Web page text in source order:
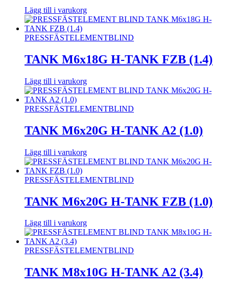
Lägg till i varukorg
PRESSFÄSTELEMENTBLIND
TANK M6x18G H-TANK FZB (1.4)
Lägg till i varukorg
PRESSFÄSTELEMENTBLIND
TANK M6x20G H-TANK A2 (1.0)
Lägg till i varukorg
PRESSFÄSTELEMENTBLIND
TANK M6x20G H-TANK FZB (1.0)
Lägg till i varukorg
PRESSFÄSTELEMENTBLIND
TANK M8x10G H-TANK A2 (3.4)